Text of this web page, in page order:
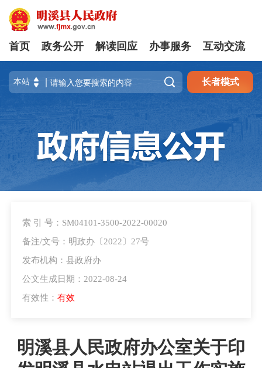
首页 政务公开 解读回应 办事服务 互动交流
 长者模式
索 引 号：SM04101-3500-2022-00020
备注/文号：明政办〔2022〕27号
发布机构：县政府办
公文生成日期：2022-08-24
有效性： 有效
明溪县人民政府办公室关于印